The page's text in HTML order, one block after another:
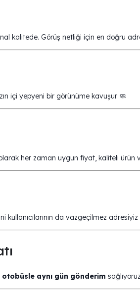
kalitede. Görüş netliği için en doğru
içi yepyeni bir görünüme kavuşur 🧼
her zaman uygun fiyat, kaliteli ürün
da vazgeçilmez adresiyiz
otobüsle aynı gün gönderim